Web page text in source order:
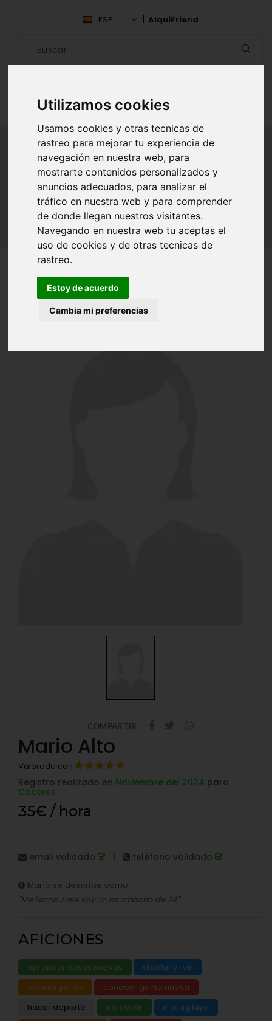
Utilizamos cookies
Usamos cookies y otras tecnicas de
rastreo para mejorar tu experiencia de
navegación en nuestra web, para
mostrarte contenidos personalizados y
anuncios adecuados, para analizar el
tráfico en nuestra web y para comprender
de donde llegan nuestros visitantes.
Navegando en nuestra web tu aceptas el
uso de cookies y de otras tecnicas de
rastreo.
Estoy de acuerdo
Cambia mi preferencias
ESP AlquiFriend
ALQUILAR AMIGO
Inicio Amigos Cáceres Mario Alto
COMPARTIR :
Mario Alto
Valorado con
Registro realizado en Noviembre del 2024 para
Cáceres
35€ / hora
email validado | teléfono validado
Mario se describe como:
"Me llamo Jose soy un muchacho de 24"
AFICIONES
aprender cosas nuevas
charlar y reir
cocinar juntos
conocer gente nueva
hacer deporte
ir a cenar
ir a la playa